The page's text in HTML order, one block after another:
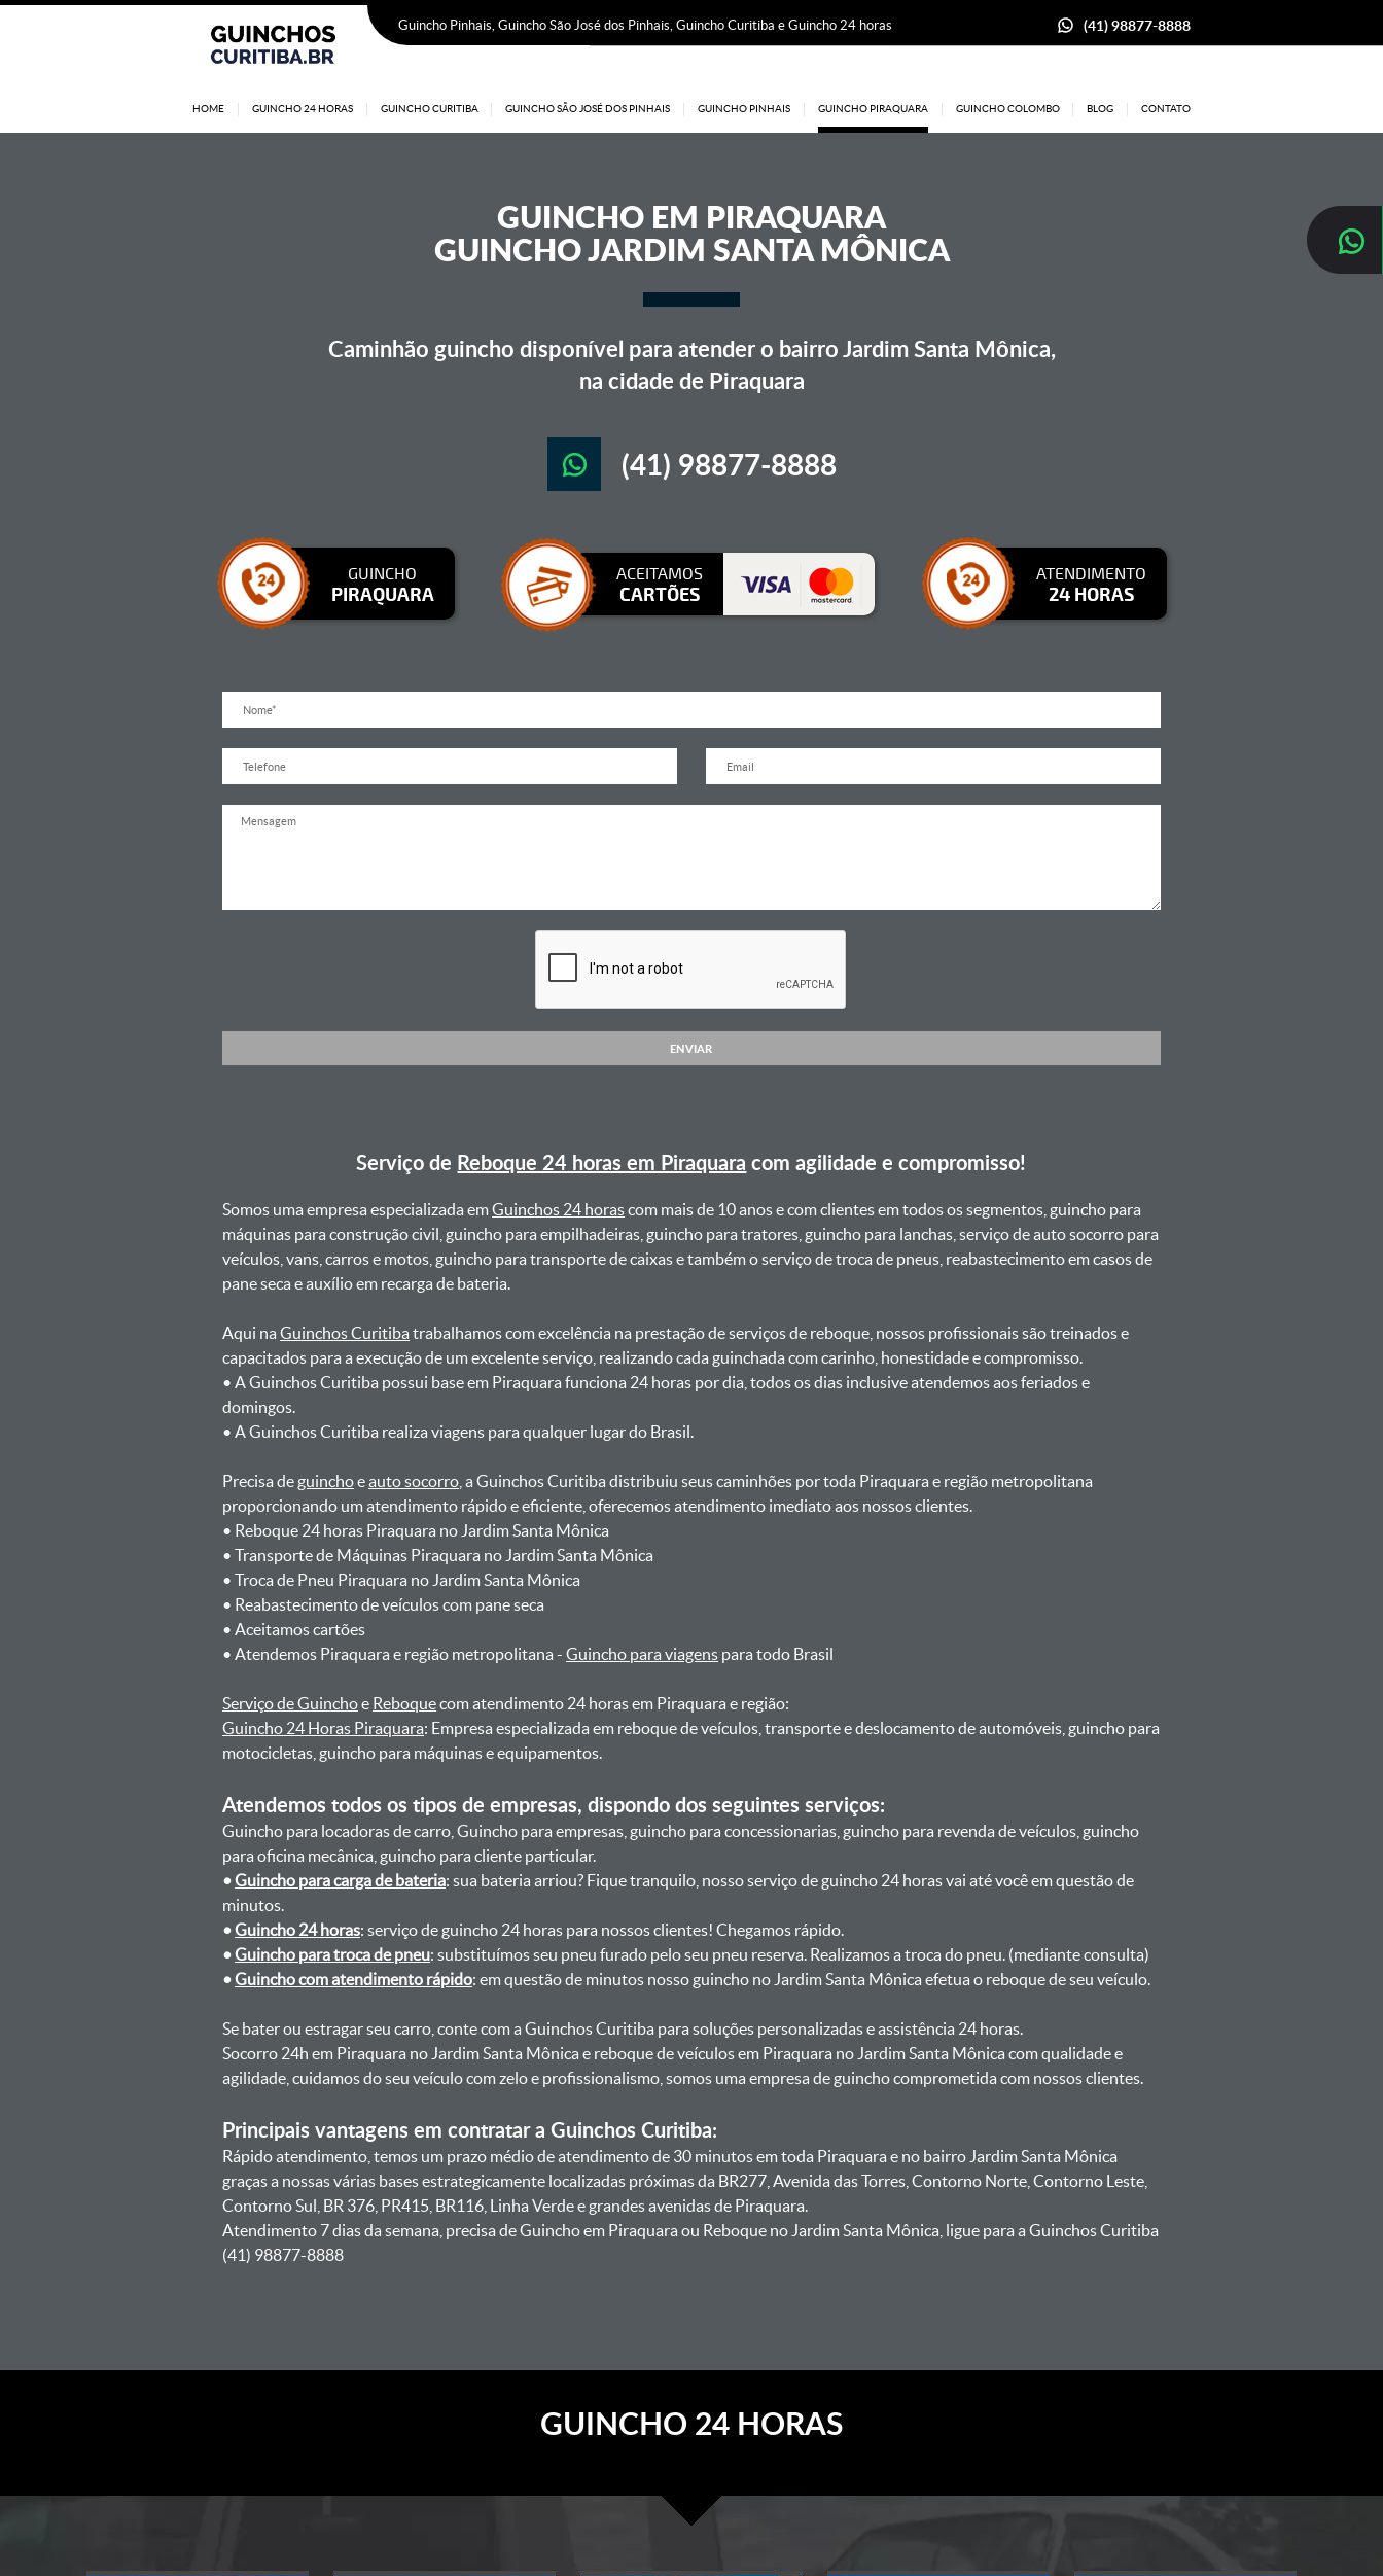
Guincho Pinhais, Guincho São José dos Pinhais, Guincho Curitiba e Guincho 24 horas (41) 98877-8888
HOME GUINCHO 24 HORAS GUINCHO CURITIBA GUINCHO SÃO JOSÉ DOS PINHAIS GUINCHO PINHAIS GUINCHO PIRAQUARA GUINCHO COLOMBO BLOG CONTATO
GUINCHO EM PIRAQUARA
GUINCHO JARDIM SANTA MÔNICA
Caminhão guincho disponível para atender o bairro Jardim Santa Mônica,
na cidade de Piraquara
(41) 98877-8888
GUINCHO
PIRAQUARA
ACEITAMOS
CARTÕES
ATENDIMENTO
24 HORAS
ENVIAR
Serviço de Reboque 24 horas em Piraquara com agilidade e compromisso!
Somos uma empresa especializada emGuinchos 24 horascom mais de 10 anos e com clientes em todos os segmentos, guincho para
máquinas para construção civil, guincho para empilhadeiras, guincho para tratores, guincho para lanchas, serviço de auto socorro para
veículos, vans, carros e motos, guincho para transporte de caixas e também o serviço de troca de pneus, reabastecimento em casos de
pane seca e auxílio em recarga de bateria. ㅤㅤ
Aqui naGuinchos Curitiba trabalhamos com excelência na prestação de serviços de reboque, nossos profissionais são treinados e
capacitados para a execução de um excelente serviço, realizando cada guinchada com carinho, honestidade e compromisso.
ㅤㅤ• A Guinchos Curitiba possui base em Piraquara funciona 24 horas por dia, todos os dias inclusive atendemos aos feriados e
domingos.
ㅤㅤ• A Guinchos Curitiba realiza viagens para qualquer lugar do Brasil.
Precisa de guinchoeauto socorro , a Guinchos Curitiba distribuiu seus caminhões por toda Piraquara e região metropolitana
proporcionando um atendimento rápido e eficiente, oferecemos atendimento imediato aos nossos clientes.
ㅤㅤ• Reboque 24 horas Piraquara no Jardim Santa Mônica
ㅤㅤ• Transporte de Máquinas Piraquara no Jardim Santa Mônica
ㅤㅤ• Troca de Pneu Piraquara no Jardim Santa Mônica
ㅤㅤ• Reabastecimento de veículos com pane seca
ㅤㅤ• Aceitamos cartões
ㅤㅤ• Atendemos Piraquara e região metropolitana -Guincho para viagens para todo Brasil
Serviço de Guinchoe Reboquecom atendimento 24 horas em Piraquara e região:
Guincho 24 Horas Piraquara: Empresa especializada em reboque de veículos, transporte e deslocamento de automóveis, guincho para
motocicletas, guincho para máquinas e equipamentos.
Atendemos todos os tipos de empresas, dispondo dos seguintes serviços:
Guincho para locadoras de carro, Guincho para empresas, guincho para concessionarias, guincho para revenda de veículos, guincho
para oficina mecânica, guincho para cliente particular.
•Guincho para carga de bateria: sua bateria arriou? Fique tranquilo, nosso serviço de guincho 24 horas vai até você em questão de
minutos.
•Guincho 24 horas: serviço de guincho 24 horas para nossos clientes! Chegamos rápido.
•Guincho para troca de pneu: substituímos seu pneu furado pelo seu pneu reserva. Realizamos a troca do pneu. (mediante consulta)
•Guincho com atendimento rápido: em questão de minutos nosso guincho no Jardim Santa Mônica efetua o reboque de seu veículo.
Se bater ou estragar seu carro, conte com a Guinchos Curitiba para soluções personalizadas e assistência 24 horas.
Socorro 24h em Piraquara no Jardim Santa Mônica e reboque de veículos em Piraquara no Jardim Santa Mônica com qualidade e
agilidade, cuidamos do seu veículo com zelo e profissionalismo, somos uma empresa de guincho comprometida com nossos clientes.
Principais vantagens em contratar a Guinchos Curitiba:
Rápido atendimento, temos um prazo médio de atendimento de 30 minutos em toda Piraquara e no bairro Jardim Santa Mônica
graças a nossas várias bases estrategicamente localizadas próximas da BR277, Avenida das Torres, Contorno Norte, Contorno Leste,
Contorno Sul, BR 376, PR415, BR116, Linha Verde e grandes avenidas de Piraquara.
Atendimento 7 dias da semana, precisa de Guincho em Piraquara ou Reboque no Jardim Santa Mônica, ligue para a Guinchos Curitiba
(41) 98877-8888
GUINCHO 24 HORAS